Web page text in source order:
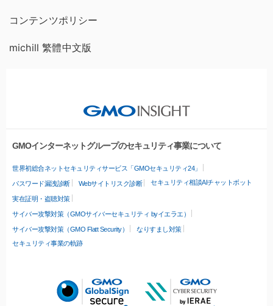
コンテンツポリシー
michill 繁體中文版
GMOインターネットグループのセキュリティ事業について
世界初総合ネットセキュリティサービス「GMOセキュリティ24」
パスワード漏洩診断 Webサイトリスク診断 セキュリティ相談AIチャットボット
実在証明・盗聴対策
サイバー攻撃対策（GMOサイバーセキュリティ byイエラエ）
サイバー攻撃対策（GMO Flatt Security）
なりすまし対策
セキュリティ事業の軌跡